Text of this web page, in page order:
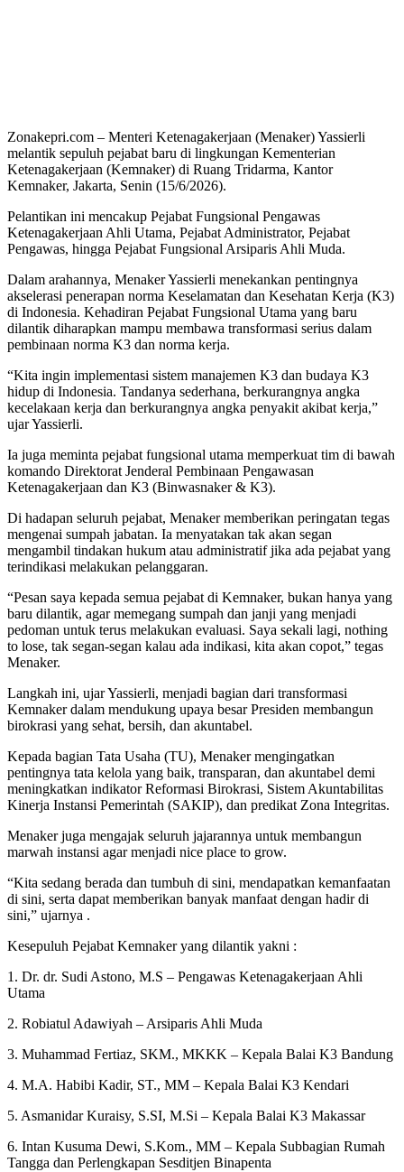
Zonakepri.com – Menteri Ketenagakerjaan (Menaker) Yassierli
melantik sepuluh pejabat baru di lingkungan Kementerian
Ketenagakerjaan (Kemnaker) di Ruang Tridarma, Kantor
Kemnaker, Jakarta, Senin (15/6/2026).
Pelantikan ini mencakup Pejabat Fungsional Pengawas
Ketenagakerjaan Ahli Utama, Pejabat Administrator, Pejabat
Pengawas, hingga Pejabat Fungsional Arsiparis Ahli Muda.
Dalam arahannya, Menaker Yassierli menekankan pentingnya
akselerasi penerapan norma Keselamatan dan Kesehatan Kerja (K3)
di Indonesia. Kehadiran Pejabat Fungsional Utama yang baru
dilantik diharapkan mampu membawa transformasi serius dalam
pembinaan norma K3 dan norma kerja.
“Kita ingin implementasi sistem manajemen K3 dan budaya K3
hidup di Indonesia. Tandanya sederhana, berkurangnya angka
kecelakaan kerja dan berkurangnya angka penyakit akibat kerja,”
ujar Yassierli.
Ia juga meminta pejabat fungsional utama memperkuat tim di bawah
komando Direktorat Jenderal Pembinaan Pengawasan
Ketenagakerjaan dan K3 (Binwasnaker & K3).
Di hadapan seluruh pejabat, Menaker memberikan peringatan tegas
mengenai sumpah jabatan. Ia menyatakan tak akan segan
mengambil tindakan hukum atau administratif jika ada pejabat yang
terindikasi melakukan pelanggaran.
“Pesan saya kepada semua pejabat di Kemnaker, bukan hanya yang
baru dilantik, agar memegang sumpah dan janji yang menjadi
pedoman untuk terus melakukan evaluasi. Saya sekali lagi, nothing
to lose, tak segan-segan kalau ada indikasi, kita akan copot,” tegas
Menaker.
Langkah ini, ujar Yassierli, menjadi bagian dari transformasi
Kemnaker dalam mendukung upaya besar Presiden membangun
birokrasi yang sehat, bersih, dan akuntabel.
Kepada bagian Tata Usaha (TU), Menaker mengingatkan
pentingnya tata kelola yang baik, transparan, dan akuntabel demi
meningkatkan indikator Reformasi Birokrasi, Sistem Akuntabilitas
Kinerja Instansi Pemerintah (SAKIP), dan predikat Zona Integritas.
Menaker juga mengajak seluruh jajarannya untuk membangun
marwah instansi agar menjadi nice place to grow.
“Kita sedang berada dan tumbuh di sini, mendapatkan kemanfaatan
di sini, serta dapat memberikan banyak manfaat dengan hadir di
sini,” ujarnya .
Kesepuluh Pejabat Kemnaker yang dilantik yakni :
1. Dr. dr. Sudi Astono, M.S – Pengawas Ketenagakerjaan Ahli
Utama
2. Robiatul Adawiyah – Arsiparis Ahli Muda
3. Muhammad Fertiaz, SKM., MKKK – Kepala Balai K3 Bandung
4. M.A. Habibi Kadir, ST., MM – Kepala Balai K3 Kendari
5. Asmanidar Kuraisy, S.SI, M.Si – Kepala Balai K3 Makassar
6. Intan Kusuma Dewi, S.Kom., MM – Kepala Subbagian Rumah
Tangga dan Perlengkapan Sesditjen Binapenta